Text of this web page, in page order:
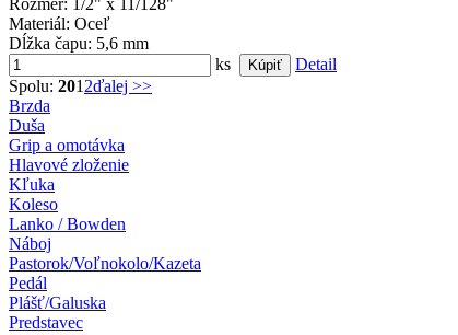
Materiál: Oceľ
Dĺžka čapu: 5,6 mm
ks
Detail
Spolu: 201 2ďalej >>
Brzda
Duša
Grip a omotávka
Hlavové zloženie
Kľuka
Koleso
Lanko / Bowden
Náboj
Pastorok/Voľnokolo/Kazeta
Pedál
Plášť/Galuska
Predstavec